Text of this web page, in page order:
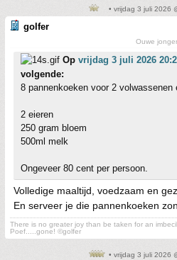
• vrijdag 3 juli 2026
golfer
Ouwe
Op vrijdag 3 juli 2026
volgende:
8 pannenkoeken voor 2 volwassenen
2 eieren
250 gram bloem
500ml melk
Ongeveer 80 cent per persoon.
Volledige maaltijd, voedzaam en
En serveer je die pannenkoeken
There is no greater joy than be taken for an
Poef.....gone! ©golfer
• vrijdag 3 juli 2026